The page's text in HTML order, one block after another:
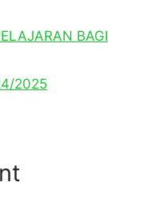
BAGI
2025